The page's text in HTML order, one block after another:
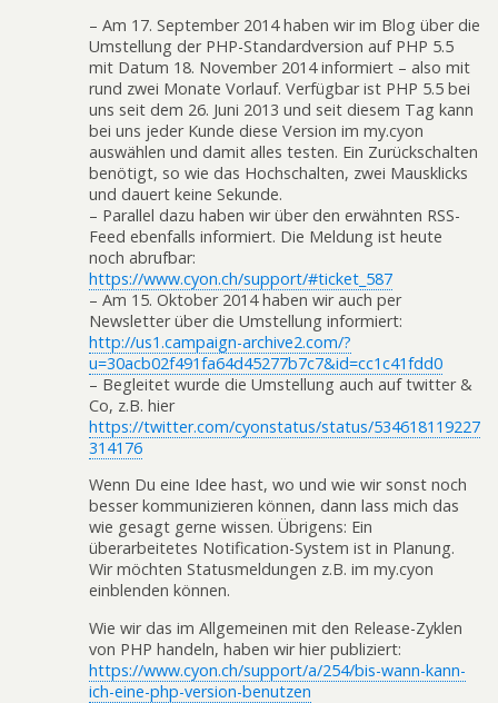
– Am 17. September 2014 haben wir im Blog über die
Umstellung der PHP-Standardversion auf PHP 5.5
mit Datum 18. November 2014 informiert – also mit
rund zwei Monate Vorlauf. Verfügbar ist PHP 5.5 bei
uns seit dem 26. Juni 2013 und seit diesem Tag kann
bei uns jeder Kunde diese Version im my.cyon
auswählen und damit alles testen. Ein Zurückschalten
benötigt, so wie das Hochschalten, zwei Mausklicks
und dauert keine Sekunde.
– Parallel dazu haben wir über den erwähnten RSS-
Feed ebenfalls informiert. Die Meldung ist heute
noch abrufbar:
https://www.cyon.ch/support/#ticket_587
– Am 15. Oktober 2014 haben wir auch per
Newsletter über die Umstellung informiert:
http://us1.campaign-archive2.com/?
u=30acb02f491fa64d45277b7c7&id=cc1c41fdd0
– Begleitet wurde die Umstellung auch auf twitter &
Co, z.B. hier
https://twitter.com/cyonstatus/status/534618119227
314176
Wenn Du eine Idee hast, wo und wie wir sonst noch
besser kommunizieren können, dann lass mich das
wie gesagt gerne wissen. Übrigens: Ein
überarbeitetes Notification-System ist in Planung.
Wir möchten Statusmeldungen z.B. im my.cyon
einblenden können.
Wie wir das im Allgemeinen mit den Release-Zyklen
von PHP handeln, haben wir hier publiziert:
https://www.cyon.ch/support/a/254/bis-wann-kann-
ich-eine-php-version-benutzen